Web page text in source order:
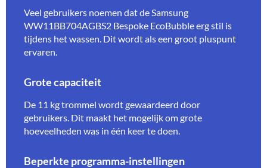
Veel gebruikers noemen dat de Samsung
WW11BB704AGBS2 Bespoke EcoBubble erg stil is
tijdens het wassen. Dit wordt als een groot pluspunt
ervaren.
Grote capaciteit
De 11 kg trommel wordt gewaardeerd door
gebruikers. Dit maakt het mogelijk om grote
hoeveelheden was in één keer te doen.
Beperkte programma-instellingen